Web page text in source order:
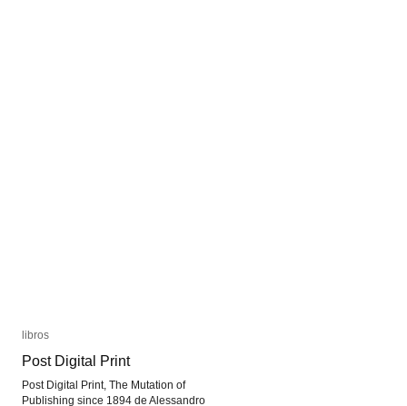
libros
Post Digital Print
Post Digital Print, The Mutation of
Publishing since 1894 de Alessandro
libros
Post Digital Print